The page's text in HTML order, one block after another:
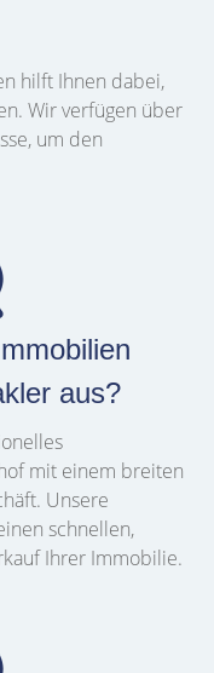
hilft Ihnen dabei,
Wir verfügen über
um den
aus?
mit einem breiten
Unsere
schnellen,
Ihrer Immobilie.